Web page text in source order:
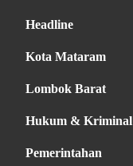
Headline
Kota Mataram
Lombok Barat
Hukum & Kriminal
Pemerintahan